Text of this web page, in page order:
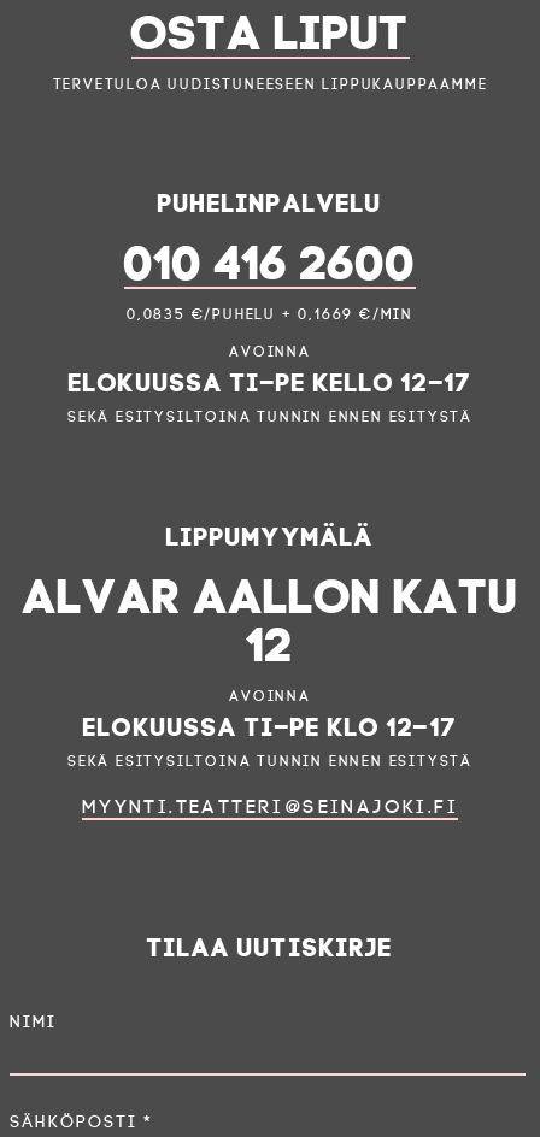
OSTA LIPUT
Tervetuloa uudistuneeseen lippukauppaamme
Puhelinpalvelu
010 416 2600
0,0835 €/puhelu + 0,1669 €/min
Avoinna
elokuussa ti–pe kello 12–17
sekä esitysiltoina tunnin ennen esitystä
Lippumyymälä
ALVAR AALLON KATU
12
Avoinna
elokuussa ti–pe klo 12–17
sekä esitysiltoina tunnin ennen esitystä
myynti.teatteri@seinajoki.fi
Tilaa uutiskirje
Nimi
Sähköposti *